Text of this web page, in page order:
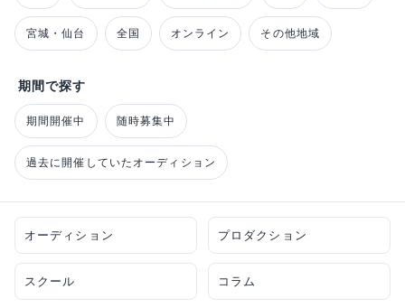
宮城・仙台 全国 オンライン その他地域
期間で探す
期間開催中 随時募集中
過去に開催していたオーディション
オーディション プロダクション
スクール コラム